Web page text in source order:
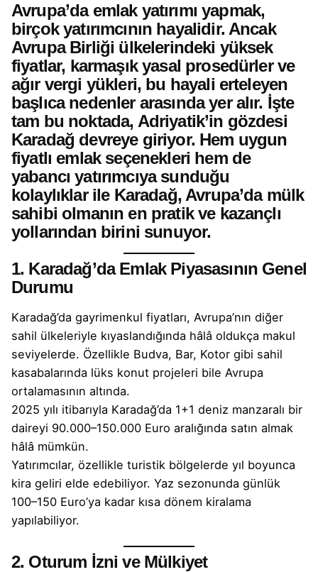
Avrupa’da emlak yatırımı yapmak,
birçok yatırımcının hayalidir. Ancak
Avrupa Birliği ülkelerindeki yüksek
fiyatlar, karmaşık yasal prosedürler ve
ağır vergi yükleri, bu hayali erteleyen
başlıca nedenler arasında yer alır. İşte
tam bu noktada, Adriyatik’in gözdesi
Karadağ devreye giriyor. Hem uygun
fiyatlı emlak seçenekleri hem de
yabancı yatırımcıya sunduğu
kolaylıklar ile Karadağ, Avrupa’da mülk
sahibi olmanın en pratik ve kazançlı
yollarından birini sunuyor.
1. Karadağ’da Emlak Piyasasının Genel
Durumu
Karadağ’da gayrimenkul fiyatları, Avrupa’nın diğer
sahil ülkeleriyle kıyaslandığında hâlâ oldukça makul
seviyelerde. Özellikle Budva, Bar, Kotor gibi sahil
kasabalarında lüks konut projeleri bile Avrupa
ortalamasının altında.
2025 yılı itibarıyla Karadağ’da 1+1 deniz manzaralı bir
daireyi 90.000–150.000 Euro aralığında satın almak
hâlâ mümkün.
Yatırımcılar, özellikle turistik bölgelerde yıl boyunca
kira geliri elde edebiliyor. Yaz sezonunda günlük
100–150 Euro’ya kadar kısa dönem kiralama
yapılabiliyor.
2. Oturum İzni ve Mülkiyet